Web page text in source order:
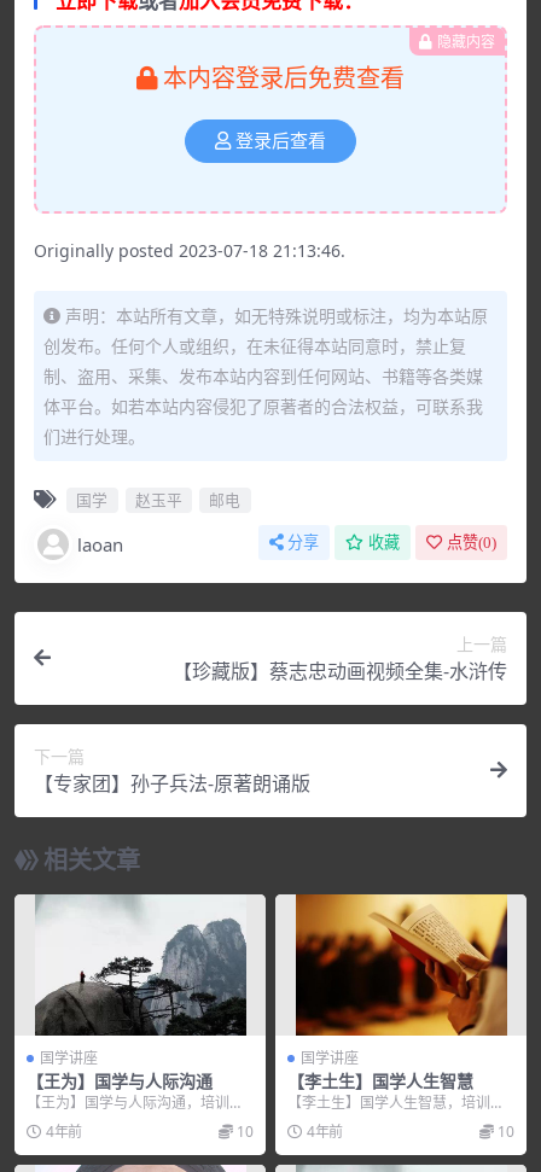
隐藏内容
本内容登录后免费查看
登录后查看
Originally posted 2023-07-18 21:13:46.
声明：本站所有文章，如无特殊说明或标注，均为本站原
创发布。任何个人或组织，在未征得本站同意时，禁止复
制、盗用、采集、发布本站内容到任何网站、书籍等各类媒
体平台。如若本站内容侵犯了原著者的合法权益，可联系我
们进行处理。
国学 赵玉平 邮电
laoan 分享 收藏 点赞(0)
上一篇
【珍藏版】蔡志忠动画视频全集-水浒传
下一篇
【专家团】孙子兵法-原著朗诵版
相关文章
国学讲座
【王为】国学与人际沟通
【王为】国学与人际沟通，培训讲
座视频，培训课程视频教程下载，
百度网盘资源分享下载...
4年前 10
国学讲座
【李土生】国学人生智慧
【李土生】国学人生智慧，培训讲
座视频，培训课程视频教程下载，
百度网盘资源分享下载...
4年前 10